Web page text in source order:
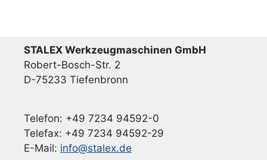
STALEX Werkzeugmaschinen GmbH
Robert-Bosch-Str. 2
D-75233 Tiefenbronn
Telefon: +49 7234 94592-0
Telefax: +49 7234 94592-29
E-Mail: info@stalex.de